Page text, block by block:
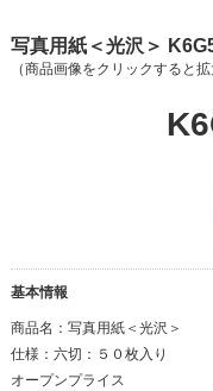
写真用紙＜光沢＞
（商品画像をクリックすると
基本情報
商品名： 写真用紙＜光沢＞
仕様： 六切：５０枚入り
オープンプライス